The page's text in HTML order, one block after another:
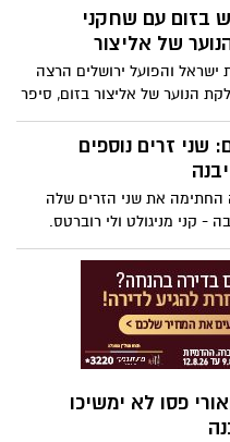
ההבדל עבור חניכיו של יוסי
זוזוט כאשר כבש בדקה ה-65 של המשחק.
בני לוד ממשיכה
בזום עם שחקני
של אליצור
ישראל והפועל ירושלים הרצה
הנוער של אליצור בזום, סיפר
הקריירה שלו - כשחקן ומאמן.
מרותקים. קטש: "תמיד שמח
הצעיר"
שני זרים נוספים
החתימה את שני הזרים שלה
- קני מניגולט ולי רוברטס.
בקרוב בישראל ויצטרפו בהמשך
שי סגלוביץ': "רוצה להודות
עוקב אחריהם מספר שנים,
לעזור לנו"
פסו לא ימשיכו